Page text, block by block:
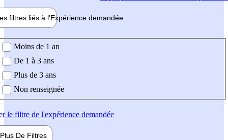
filtres liés à l'Expérience demandée
demandée
Moins de 1 an
De 1 à 3 ans
Plus de 3 ans
Non renseignée
le filtre de l'expérience demandée
Plus De Filtres